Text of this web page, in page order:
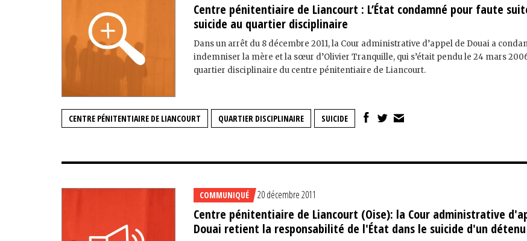
Centre pénitentiaire de Liancourt : L’État condamné pour faute
suicide au quartier disciplinaire
Dans un arrêt du 8 décembre 2011, la Cour administrative d’appel de Douai a
indemniser la mère et la sœur d’Olivier Tranquille, qui s’était pendu le 24 mars
quartier disciplinaire du centre pénitentiaire de Liancourt.
CENTRE PÉNITENTIAIRE DE LIANCOURT QUARTIER DISCIPLINAIRE SUICIDE
COMMUNIQUÉ 20 décembre 2011
Centre pénitentiaire de Liancourt (Oise): la Cour administrative
Douai retient la responsabilité de l'État dans le suicide d'un détenu